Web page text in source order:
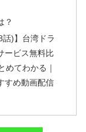
？
話)】台湾ドラ
ービス無料比
めてわかる｜
すめ動画配信